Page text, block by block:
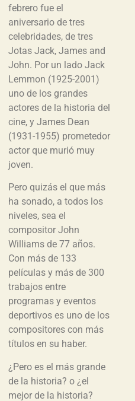
febrero fue el
aniversario de tres
celebridades, de tres
Jotas Jack, James and
John. Por un lado Jack
Lemmon (1925-2001)
uno de los grandes
actores de la historia del
cine, y James Dean
(1931-1955) prometedor
actor que murió muy
joven.
Pero quizás el que más
ha sonado, a todos los
niveles, sea el
compositor John
Williams de 77 años.
Con más de 133
películas y más de 300
trabajos entre
programas y eventos
deportivos es uno de los
compositores con más
títulos en su haber.
¿Pero es el más grande
de la historia? o ¿el
mejor de la historia?